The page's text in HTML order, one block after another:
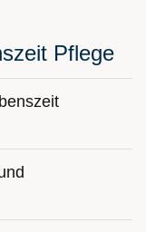
Pflege